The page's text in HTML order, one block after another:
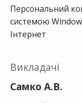
Персональний
системою
Інтернет
Викладачі
Самко А.В.